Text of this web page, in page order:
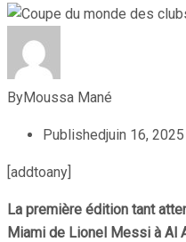
ByMoussa Mané
Publishedjuin 16, 2025
[addtoany]
La première édition tant
Miami de Lionel Messi à Al